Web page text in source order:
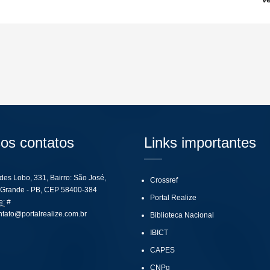
contatos
Lobo, 331, Bairro: São José,
- PB, CEP 58400-384
#
Links importantes
Crossref
Portal Realize
Biblioteca Nacional
IBICT
CAPES
CNPq